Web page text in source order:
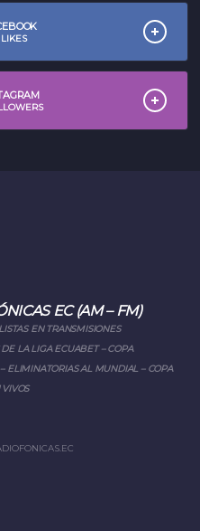
EC (AM – FM)
EN TRANSMISIONES
LA LIGA ECUABET – COPA
ELIMINATORIAS AL MUNDIAL – COPA